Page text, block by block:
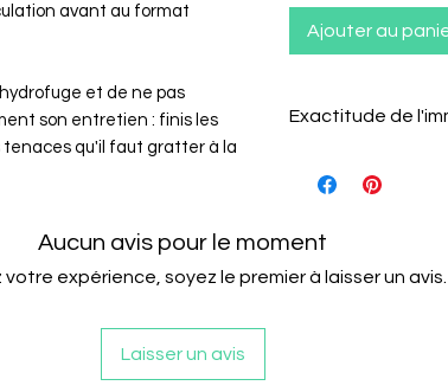
avant au format
et de ne pas
son entretien : finis les
tenaces qu'il faut gratter à la
Ajouter au
Exactitude de
des erreurs
au caractères de
de nous
Aucun avis pour le moment
expérience, soyez le premier à laisser un avis.
Laisser un avis